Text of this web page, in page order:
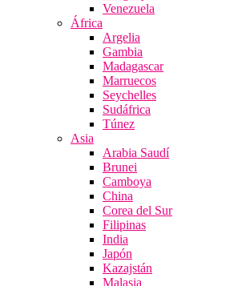
Venezuela
África
Argelia
Gambia
Madagascar
Marruecos
Seychelles
Sudáfrica
Túnez
Asia
Arabia Saudí
Brunei
Camboya
China
Corea del Sur
Filipinas
India
Japón
Kazajstán
Malasia